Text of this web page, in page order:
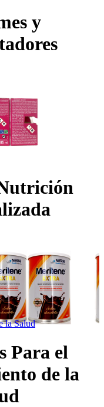
y
la Salud
Para el
de la